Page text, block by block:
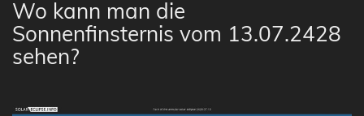
Wo kann man die
Sonnenfinsternis vom 13.07.2428
sehen?